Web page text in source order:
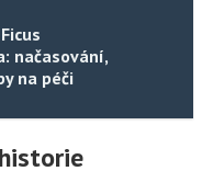
načasování,
na péči